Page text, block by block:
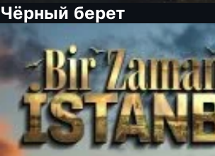
Чёрный берет